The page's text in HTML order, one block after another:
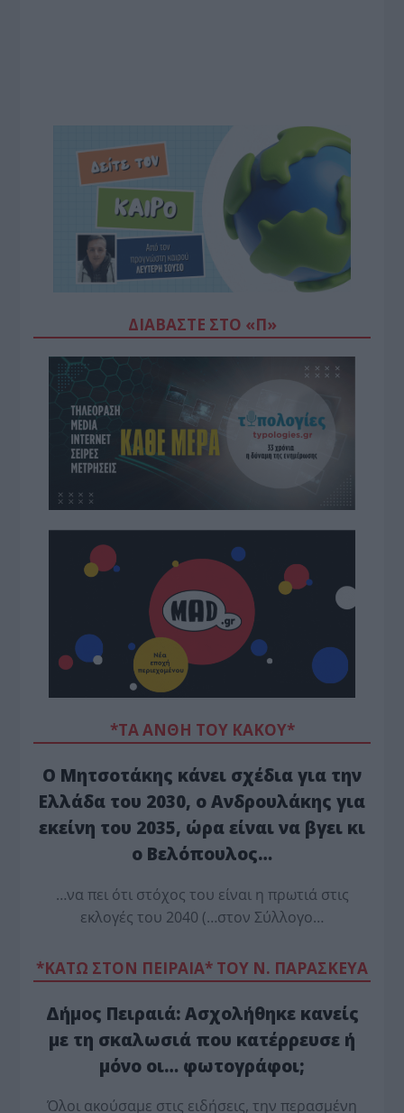
ΔΙΑΒΆΣΤΕ ΣΤΟ «Π»
*ΤΑ ΆΝΘΗ ΤΟΥ ΚΑΚΟΎ*
Ο Μητσοτάκης κάνει σχέδια για την
Ελλάδα του 2030, ο Ανδρουλάκης για
εκείνη του 2035, ώρα είναι να βγει κι
ο Βελόπουλος…
…να πει ότι στόχος του είναι η πρωτιά στις
εκλογές του 2040 (…στον Σύλλογο…
*ΚΑΤΩ ΣΤΟΝ ΠΕΙΡΑΙΑ* ΤΟΥ Ν. ΠΑΡΑΣΚΕΥΑ
Δήμος Πειραιά: Ασχολήθηκε κανείς
με τη σκαλωσιά που κατέρρευσε ή
μόνο οι… φωτογράφοι;
Όλοι ακούσαμε στις ειδήσεις, την περασμένη